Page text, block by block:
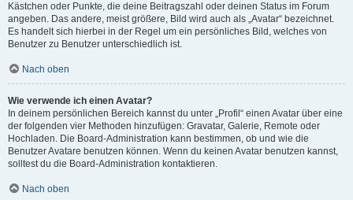
Kästchen oder Punkte, die deine Beitragszahl oder deinen Status im Forum
angeben. Das andere, meist größere, Bild wird auch als „Avatar“ bezeichnet.
Es handelt sich hierbei in der Regel um ein persönliches Bild, welches von
Benutzer zu Benutzer unterschiedlich ist.
Nach oben
Wie verwende ich einen Avatar?
In deinem persönlichen Bereich kannst du unter „Profil“ einen Avatar über eine
der folgenden vier Methoden hinzufügen: Gravatar, Galerie, Remote oder
Hochladen. Die Board-Administration kann bestimmen, ob und wie die
Benutzer Avatare benutzen können. Wenn du keinen Avatar benutzen kannst,
solltest du die Board-Administration kontaktieren.
Nach oben